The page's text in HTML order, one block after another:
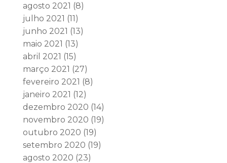
agosto 2021 (8)
julho 2021 (11)
junho 2021 (13)
maio 2021 (13)
abril 2021 (15)
março 2021 (27)
fevereiro 2021 (8)
janeiro 2021 (12)
dezembro 2020 (14)
novembro 2020 (19)
outubro 2020 (19)
setembro 2020 (19)
agosto 2020 (23)